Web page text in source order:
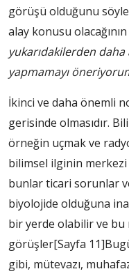
görüşü olduğunu
alay konusu olacağının
yukarıdakilerden
yapmamayı
İkinci ve daha önemli
gerisinde olmasıdır.
örneğin uçmak ve
bilimsel ilginin merkezi
bunlar ticari sorunlar
biyolojide olduğuna
bir yerde olabilir ve bu
görüşler[Sayfa 11]
gibi, mütevazı,